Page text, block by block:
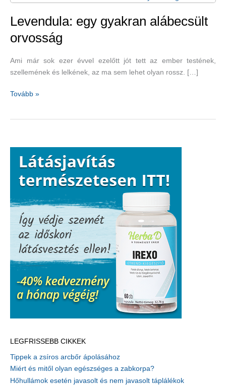
Levendula: egy gyakran alábecsült
orvosság
Ami már sok ezer évvel ezelőtt jót tett az ember testének,
szellemének és lelkének, az ma sem lehet olyan rossz. […]
Levendula:
Tovább »
LEGFRISSEBB CIKKEK
Tippek a zsíros arcbőr ápolásához
Miért és mitől olyan egészséges a zabkorpa?
Hőhullámok esetén javasolt és nem javasolt táplálékok